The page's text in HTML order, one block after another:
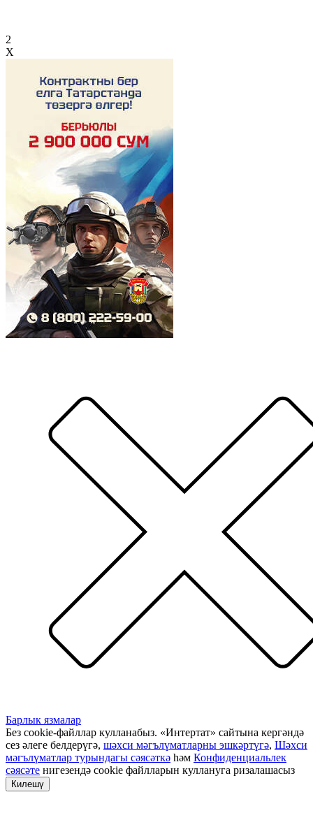
2
X
Барлык язмалар
Без cookie-файллар кулланабыз. «Интертат» сайтына кергәндә
сез әлеге белдерүгә, шәхси мәгълүматларны эшкәртүгә, Шәхси
мәгълүматлар турындагы сәясәткә һәм Конфиденциальлек
сәясәте нигезендә cookie файлларын куллануга ризалашасыз
Килешү